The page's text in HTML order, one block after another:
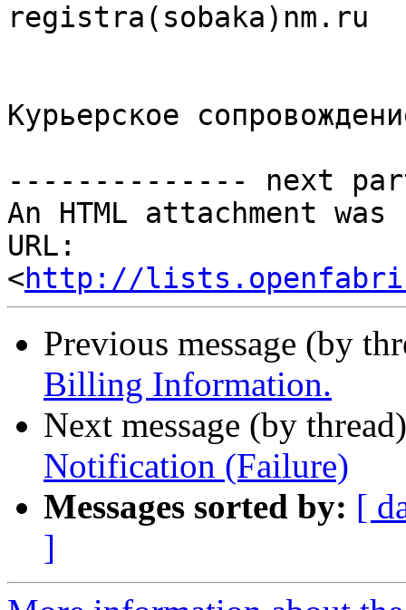
registra(sobaka)nm.ru
Курьерское
-------------- next
An HTML attachment
URL:
<http://
Previous message (by
Billing Information.
Next message (by
Notification (Failure)
Messages sorted by: [
]